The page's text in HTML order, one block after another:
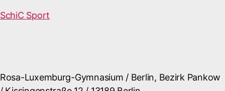
SchiC Sport
Rosa-Luxemburg-Gymnasium / Berlin, Bezirk Pankow